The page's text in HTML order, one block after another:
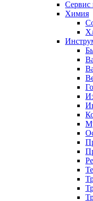
Сервис
Химия